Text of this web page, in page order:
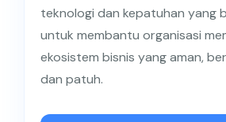
teknologi dan kepatuhan yang
untuk membantu organisasi
ekosistem bisnis yang aman,
dan patuh.